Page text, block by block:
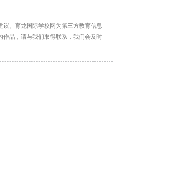
。育龙国际学校网为第三方教育信息
作品，请与我们取得联系，我们会及时